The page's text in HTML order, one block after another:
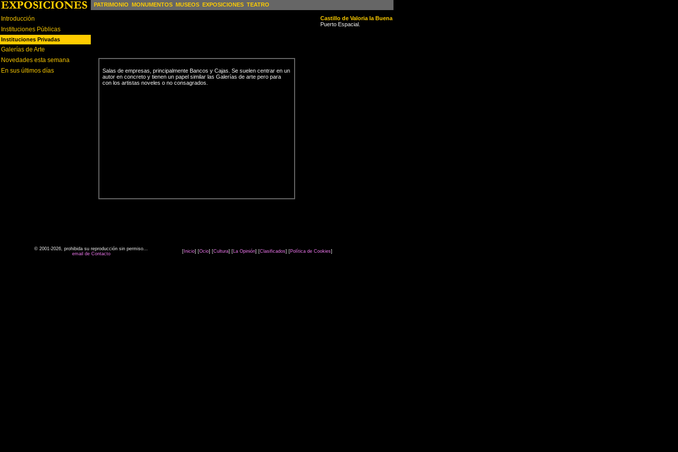
PATRIMONIO MONUMENTOS MUSEOS EXPOSICIONES TEATRO
Introducción
Instituciones Públicas
Instituciones Privadas
Galerías de Arte
Novedades esta semana
En sus últimos días
Salas de empresas, principalmente Bancos y Cajas. Se suelen centrar en un
autor en concreto y tienen un papel similar las Galerías de arte pero para
con los artistas noveles o no consagrados.
Castillo de Valoria la Buena
Puerto Espacial.
© 2001-2026, prohibida su reproducción sin permiso...
email de Contacto
[ Inicio] [Ocio] [Cultura] [ La Opinión] [Clasificados] [Política de Cookies]